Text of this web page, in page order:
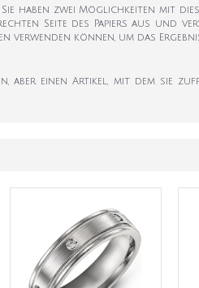
haben zwei Möglichkeiten mit
Seite des Papiers aus und
verwenden können, um das
aber einen Artikel, mit dem sie